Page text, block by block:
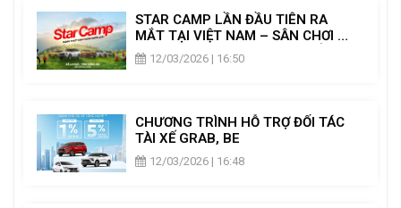
STAR CAMP LẦN ĐẦU TIÊN RA
MẮT TẠI VIỆT NAM – SÂN CHƠI DÃ
NGOẠI DÀNH RIÊNG CHO CHỦ XE
MITSUBISHI
12/03/2026 | 16:50
CHƯƠNG TRÌNH HỖ TRỢ ĐỐI TÁC
TÀI XẾ GRAB, BE
12/03/2026 | 16:48